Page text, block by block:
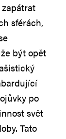
sférách,
být opět
po
svět
Tato